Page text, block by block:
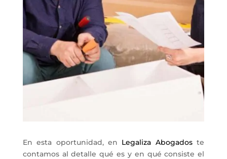
En esta oportunidad, en Legaliza Abogadoste
contamos al detalle qué es y en qué consiste el